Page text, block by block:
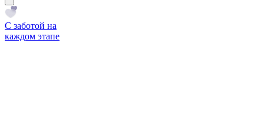
С заботой на
каждом этапе